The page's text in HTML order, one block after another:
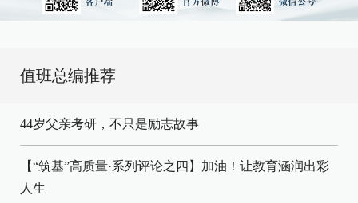
值班总编推荐
44岁父亲考研，不只是励志故事
【“筑基”高质量·系列评论之四】加油！让教育涵润出彩
人生